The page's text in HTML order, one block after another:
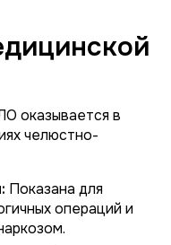
оказывается в
челюстно-
Показана для
операций и